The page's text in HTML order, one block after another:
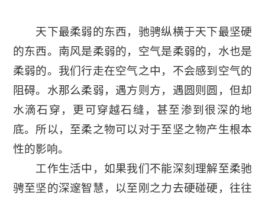
天下最柔弱的东西，驰骋纵横于天下最坚硬
的东西。南风是柔弱的，空气是柔弱的，水也是
柔弱的。我们行走在空气之中，不会感到空气的
阻碍。水那么柔弱，遇方则方，遇圆则圆，但却
水滴石穿，更可穿越石缝，甚至渗到很深的地
底。所以，至柔之物可以对于至坚之物产生根本
性的影响。
工作生活中，如果我们不能深刻理解至柔驰
骋至坚的深邃智慧，以至刚之力去硬碰硬，往往